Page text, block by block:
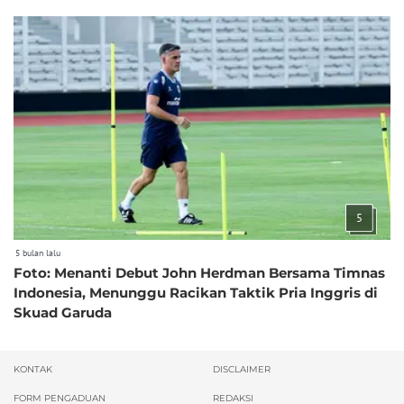
5
5 bulan lalu
Foto: Menanti Debut John Herdman Bersama Timnas
Indonesia, Menunggu Racikan Taktik Pria Inggris di
Skuad Garuda
KONTAK DISCLAIMER
FORM PENGADUAN REDAKSI